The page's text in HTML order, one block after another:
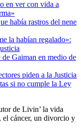
en ver con vida a
había rastros del nene
la habían regalado»:
Gaiman en medio de
piden a la Justicia
si no cumple la Ley
de Livin’ la vida
el cáncer, un divorcio y